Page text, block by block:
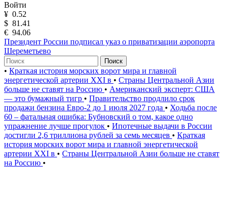
Войти
¥ 0.52
$ 81.41
€ 94.06
Президент России подписал указ о приватизации аэропорта
Шереметьево
Поиск
• Краткая история морских ворот мира и главной
энергетической артерии XXI в • Страны Центральной Азии
больше не ставят на Россию • Американский эксперт: США
— это бумажный тигр • Правительство продлило срок
продажи бензина Евро-2 до 1 июля 2027 года • Ходьба после
60 – фатальная ошибка: Бубновский о том, какое одно
упражнение лучше прогулок • Ипотечные выдачи в России
достигли 2,6 триллиона рублей за семь месяцев • Краткая
история морских ворот мира и главной энергетической
артерии XXI в • Страны Центральной Азии больше не ставят
на Россию •